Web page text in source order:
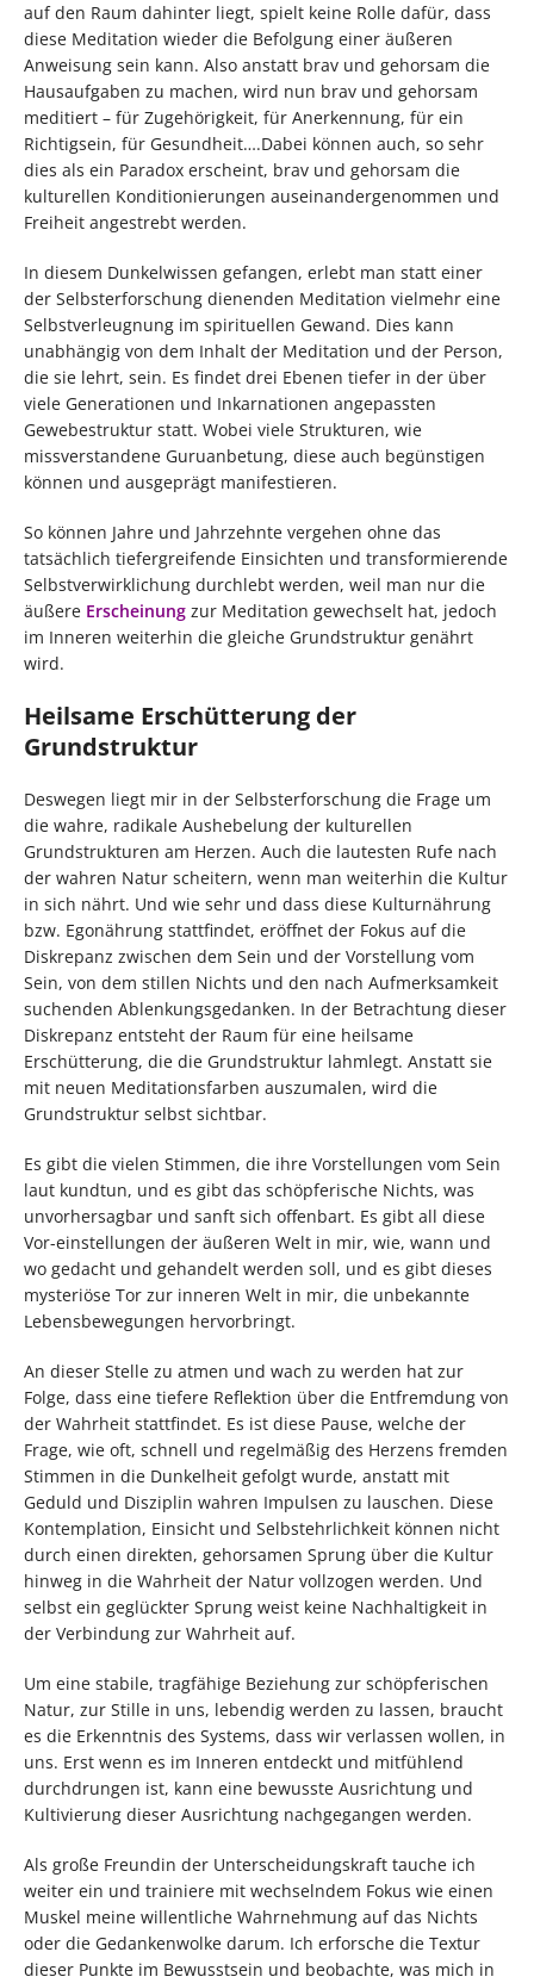
auf den Raum dahinter liegt, spielt keine Rolle dafür, dass
diese Meditation wieder die Befolgung einer äußeren
Anweisung sein kann. Also anstatt brav und gehorsam die
Hausaufgaben zu machen, wird nun brav und gehorsam
meditiert – für Zugehörigkeit, für Anerkennung, für ein
Richtigsein, für Gesundheit….Dabei können auch, so sehr
dies als ein Paradox erscheint, brav und gehorsam die
kulturellen Konditionierungen auseinandergenommen und
Freiheit angestrebt werden.
In diesem Dunkelwissen gefangen, erlebt man statt einer
der Selbsterforschung dienenden Meditation vielmehr eine
Selbstverleugnung im spirituellen Gewand. Dies kann
unabhängig von dem Inhalt der Meditation und der Person,
die sie lehrt, sein. Es findet drei Ebenen tiefer in der über
viele Generationen und Inkarnationen angepassten
Gewebestruktur statt. Wobei viele Strukturen, wie
missverstandene Guruanbetung, diese auch begünstigen
können und ausgeprägt manifestieren.
So können Jahre und Jahrzehnte vergehen ohne das
tatsächlich tiefergreifende Einsichten und transformierende
Selbstverwirklichung durchlebt werden, weil man nur die
äußere Erscheinung zur Meditation gewechselt hat, jedoch
im Inneren weiterhin die gleiche Grundstruktur genährt
wird.
Heilsame Erschütterung der
Grundstruktur
Deswegen liegt mir in der Selbsterforschung die Frage um
die wahre, radikale Aushebelung der kulturellen
Grundstrukturen am Herzen. Auch die lautesten Rufe nach
der wahren Natur scheitern, wenn man weiterhin die Kultur
in sich nährt. Und wie sehr und dass diese Kulturnährung
bzw. Egonährung stattfindet, eröffnet der Fokus auf die
Diskrepanz zwischen dem Sein und der Vorstellung vom
Sein, von dem stillen Nichts und den nach Aufmerksamkeit
suchenden Ablenkungsgedanken. In der Betrachtung dieser
Diskrepanz entsteht der Raum für eine heilsame
Erschütterung, die die Grundstruktur lahmlegt. Anstatt sie
mit neuen Meditationsfarben auszumalen, wird die
Grundstruktur selbst sichtbar.
Es gibt die vielen Stimmen, die ihre Vorstellungen vom Sein
laut kundtun, und es gibt das schöpferische Nichts, was
unvorhersagbar und sanft sich offenbart. Es gibt all diese
Vor-einstellungen der äußeren Welt in mir, wie, wann und
wo gedacht und gehandelt werden soll, und es gibt dieses
mysteriöse Tor zur inneren Welt in mir, die unbekannte
Lebensbewegungen hervorbringt.
An dieser Stelle zu atmen und wach zu werden hat zur
Folge, dass eine tiefere Reflektion über die Entfremdung von
der Wahrheit stattfindet. Es ist diese Pause, welche der
Frage, wie oft, schnell und regelmäßig des Herzens fremden
Stimmen in die Dunkelheit gefolgt wurde, anstatt mit
Geduld und Disziplin wahren Impulsen zu lauschen. Diese
Kontemplation, Einsicht und Selbstehrlichkeit können nicht
durch einen direkten, gehorsamen Sprung über die Kultur
hinweg in die Wahrheit der Natur vollzogen werden. Und
selbst ein geglückter Sprung weist keine Nachhaltigkeit in
der Verbindung zur Wahrheit auf.
Um eine stabile, tragfähige Beziehung zur schöpferischen
Natur, zur Stille in uns, lebendig werden zu lassen, braucht
es die Erkenntnis des Systems, dass wir verlassen wollen, in
uns. Erst wenn es im Inneren entdeckt und mitfühlend
durchdrungen ist, kann eine bewusste Ausrichtung und
Kultivierung dieser Ausrichtung nachgegangen werden.
Als große Freundin der Unterscheidungskraft tauche ich
weiter ein und trainiere mit wechselndem Fokus wie einen
Muskel meine willentliche Wahrnehmung auf das Nichts
oder die Gedankenwolke darum. Ich erforsche die Textur
dieser Punkte im Bewusstsein und beobachte, was mich in